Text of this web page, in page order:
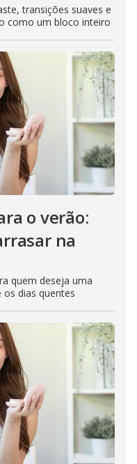
transições suaves e
como um bloco inteiro
o verão:
na
quem deseja uma
dias quentes